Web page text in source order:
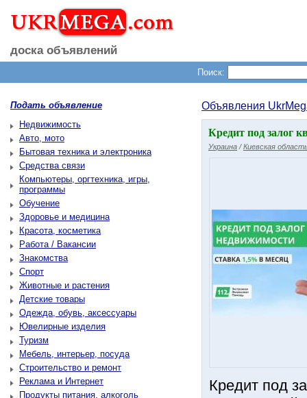
доска объявлений
Поиск:
Подать объявление
Недвижимость
Авто, мото
Бытовая техника и электроника
Средства связи
Компьютеры, оргтехника, игры,
программы
Обучение
Здоровье и медицина
Красота, косметика
Работа / Вакансии
Знакомства
Спорт
Животные и растения
Детские товары
Одежда, обувь, аксессуары
Ювелирные изделия
Туризм
Мебель, интерьер, посуда
Строительство и ремонт
Реклама и Интернет
Продукты питания, алкоголь
Объявления
Кредит под залог
Украина /Киевская
Кредит под